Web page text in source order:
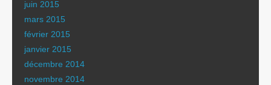
juin 2015
mars 2015
février 2015
janvier 2015
décembre 2014
novembre 2014